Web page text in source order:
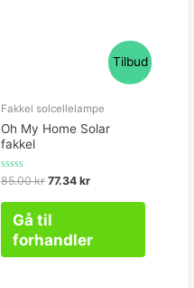
Tilbud
Fakkel solcellelampe
Oh My Home Solar
fakkel
Vurderet
85.00kr 77.34 kr
Gå til
forhandler